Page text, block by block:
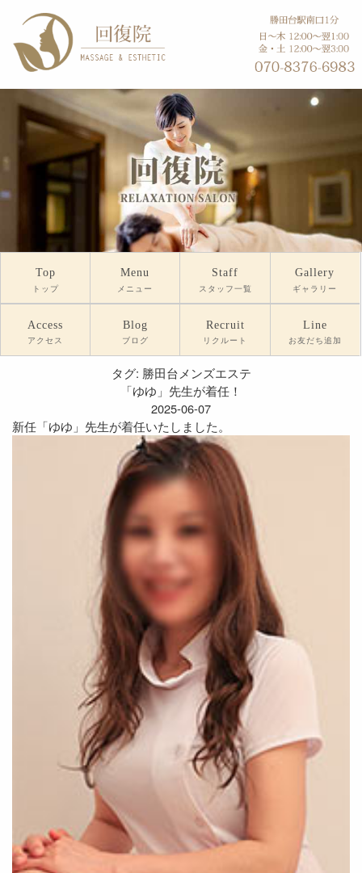
Top
トップ
Menu
メニュー
Staff
スタッフ一覧
Gallery
ギャラリー
Access
アクセス
Blog
ブログ
Recruit
リクルート
Line
お友だち追加
タグ: 勝田台メンズエステ
「ゆゆ」先生が着任！
2025-06-07
新任「ゆゆ」先生が着任いたしました。